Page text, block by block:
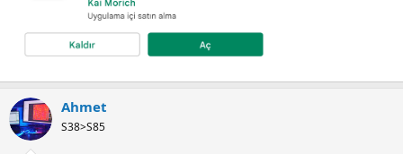
Ahmet
S38>S85